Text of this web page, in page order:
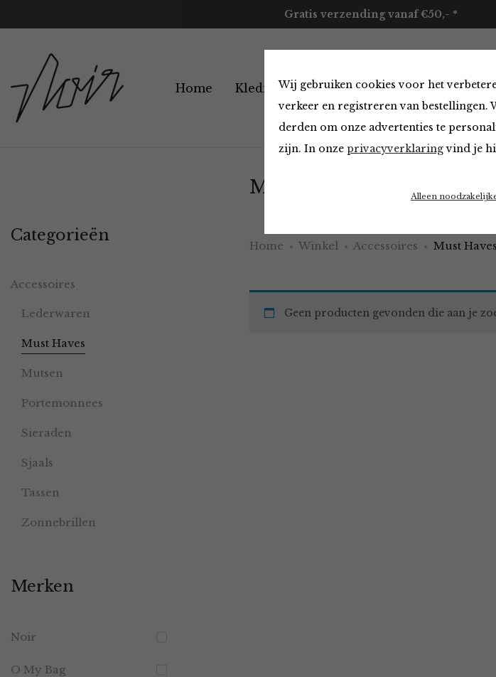
Wij gebruiken cookies voor het
verkeer en registreren van bestellingen.
derden om onze advertenties te
zijn. In onze privacyverklaringvind je
Alleen
Gratis verzending vanaf €50,- *
Home Kleding Accessoires Merken
Must Haves
Home Winkel Accessoires Must Haves
Geen producten gevonden die aan je
Categorieën
Accessoires
Lederwaren
Must Haves
Mutsen
Portemonnees
Sieraden
Sjaals
Tassen
Zonnebrillen
Merken
Noir
O My Bag